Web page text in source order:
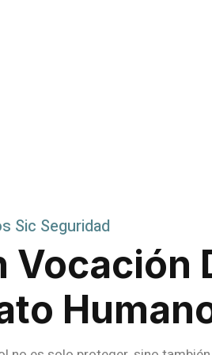
Sic Seguridad
Vocación